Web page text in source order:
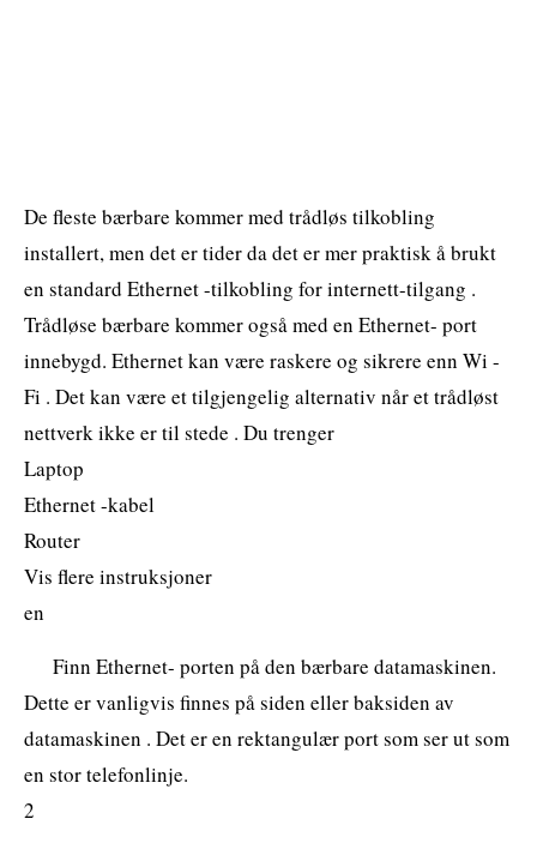
De fleste bærbare kommer med trådløs tilkobling
installert, men det er tider da det er mer praktisk å brukt
en standard Ethernet -tilkobling for internett-tilgang .
Trådløse bærbare kommer også med en Ethernet- port
innebygd. Ethernet kan være raskere og sikrere enn Wi -
Fi . Det kan være et tilgjengelig alternativ når et trådløst
nettverk ikke er til stede . Du trenger
Laptop
Ethernet -kabel
Router
Vis flere instruksjoner
en
Finn Ethernet- porten på den bærbare datamaskinen.
Dette er vanligvis finnes på siden eller baksiden av
datamaskinen . Det er en rektangulær port som ser ut som
en stor telefonlinje.
2